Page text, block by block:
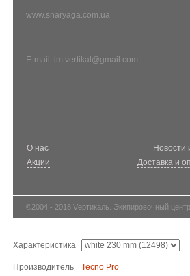
www.snaryaga.com.ua
E-mail: im.vertikal@gmail.com
О нас
Новости
Акции
Доставка и
©2004 - 2018 Vертикаль. Экипировочный
Характеристика
Производитель Tecno Pro